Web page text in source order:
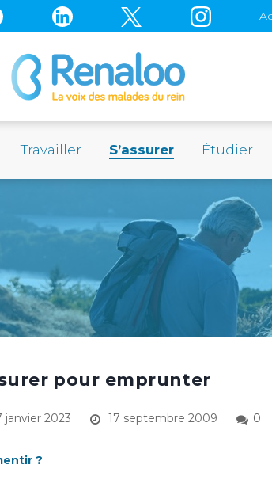
Travailler S’assurer Étudier
pour emprunter
janvier 2023 17 septembre 2009 0
?